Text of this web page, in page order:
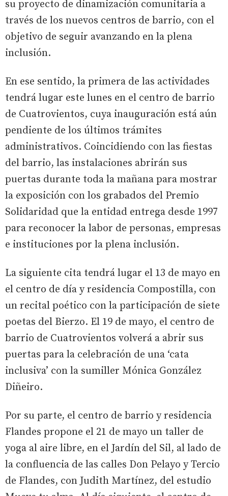
su proyecto de dinamización comunitaria a
través de los nuevos centros de barrio, con el
objetivo de seguir avanzando en la plena
inclusión.
En ese sentido, la primera de las actividades
tendrá lugar este lunes en el centro de barrio
de Cuatrovientos, cuya inauguración está aún
pendiente de los últimos trámites
administrativos. Coincidiendo con las fiestas
del barrio, las instalaciones abrirán sus
puertas durante toda la mañana para mostrar
la exposición con los grabados del Premio
Solidaridad que la entidad entrega desde 1997
para reconocer la labor de personas, empresas
e instituciones por la plena inclusión.
La siguiente cita tendrá lugar el 13 de mayo en
el centro de día y residencia Compostilla, con
un recital poético con la participación de siete
poetas del Bierzo. El 19 de mayo, el centro de
barrio de Cuatrovientos volverá a abrir sus
puertas para la celebración de una ‘cata
inclusiva’ con la sumiller Mónica González
Diñeiro.
Por su parte, el centro de barrio y residencia
Flandes propone el 21 de mayo un taller de
yoga al aire libre, en el Jardín del Sil, al lado de
la confluencia de las calles Don Pelayo y Tercio
de Flandes, con Judith Martínez, del estudio